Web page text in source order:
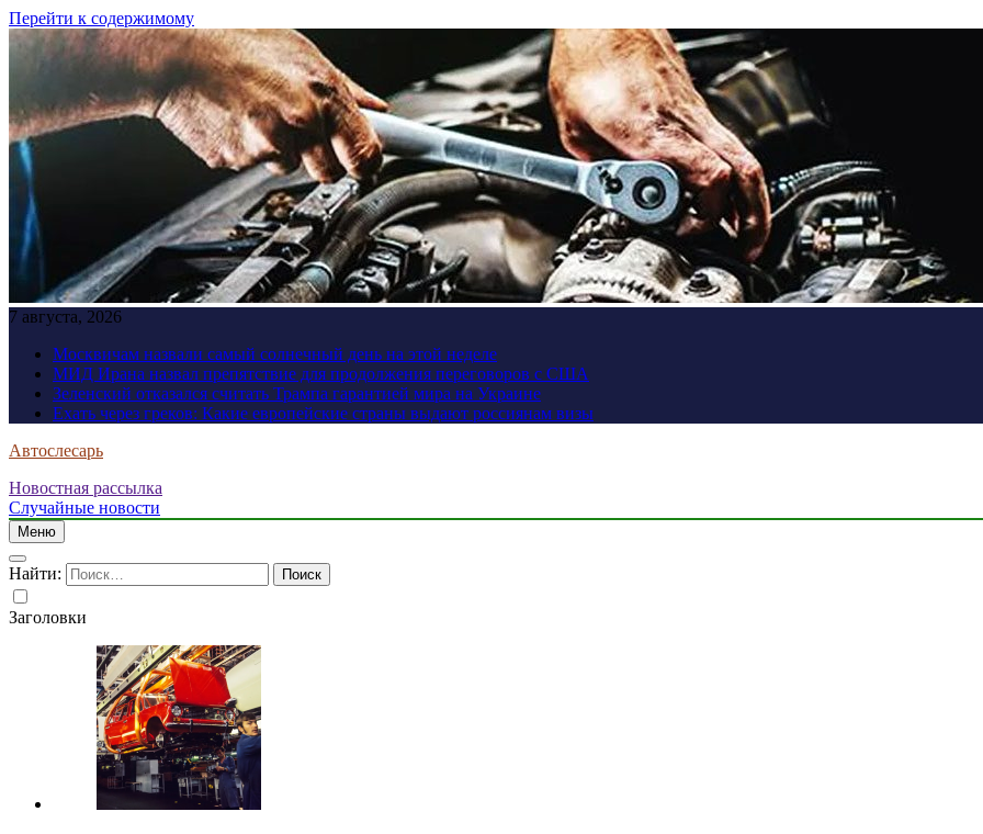
Перейти к содержимому
7 августа, 2026
Москвичам назвали самый солнечный день на этой неделе
МИД Ирана назвал препятствие для продолжения переговоров с США
Зеленский отказался считать Трампа гарантией мира на Украине
Ехать через греков: Какие европейские страны выдают россиянам визы
Автослесарь
Новостная рассылка
Случайные новости
Меню
Найти:
Заголовки